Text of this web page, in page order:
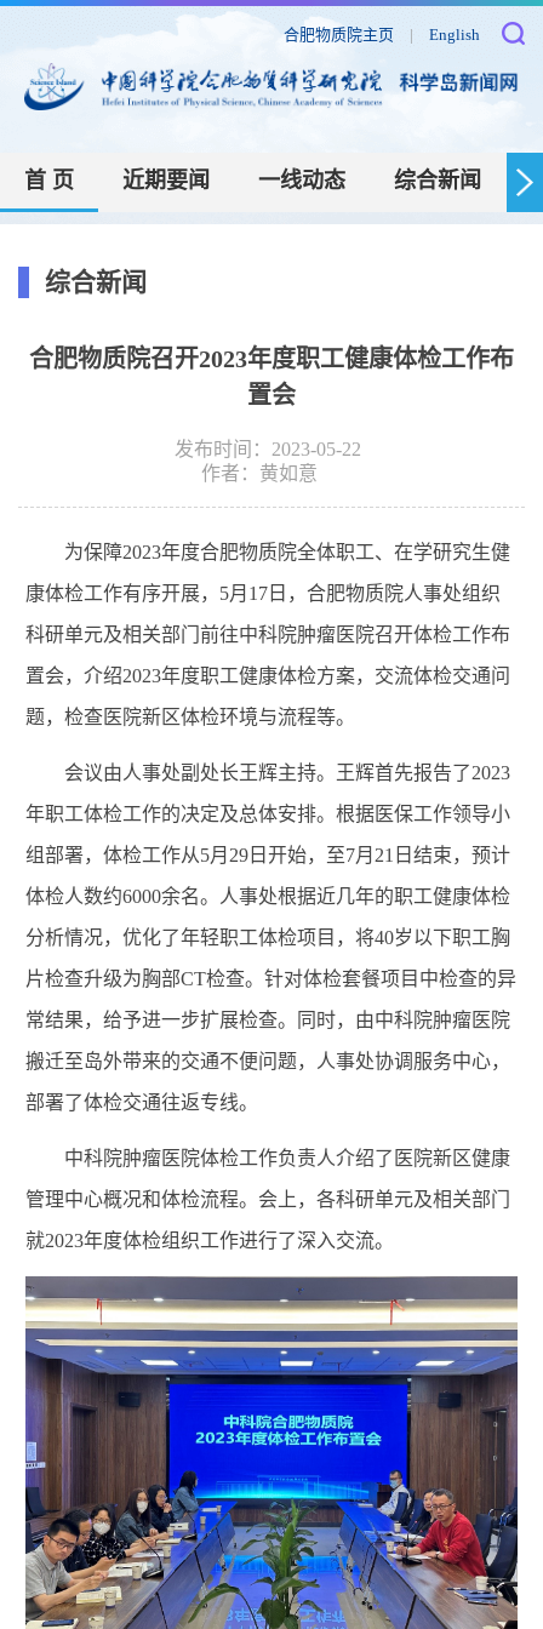
合肥物质院主页 | English
首 页 近期要闻 一线动态 综合新闻
综合新闻
合肥物质院召开2023年度职工健康体检工作布
置会
发布时间：2023-05-22
作者： 黄如意
为保障2023年度合肥物质院全体职工、在学研究生健
康体检工作有序开展， 5月 17 日，合肥物质院人事处组织
科研单元及相关部门前往中科院肿瘤医院召开体检工作布
置会，介绍2023年度职工健康体检方案，交流体检交通问
题，检查医院新区体检环境与流程等。
会议由人事处副处长王辉主持。王辉首先报告了2023
年职工体检工作的决定及总体安排。根据医保工作领导小
组部署，体检工作从5月 29 日开始，至7月 21 日结束，预计
体检人数约6000余名。人事处根据近几年的职工健康体检
分析情况，优化了年轻职工体检项目，将40岁以下职工胸
片检查升级为胸部CT检查。针对体检套餐项目中检查的异
常结果，给予进一步扩展检查。同时，由中科院肿瘤医院
搬迁至岛外带来的交通不便问题，人事处协调服务中心，
部署了体检交通往返专线。
中科院肿瘤医院体检工作负责人介绍了医院新区健康
管理中心概况和体检流程。会上，各科研单元及相关部门
就2023年度体检组织工作进行了深入交流。